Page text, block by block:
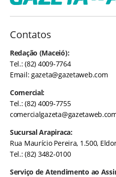
Contatos
Redação (Maceió):
Tel.: (82) 4009-7764
Email:gazeta@gazetaweb.com
Comercial:
Tel.: (82) 4009-7755
Sucursal Arapiraca:
Rua Maurício Pereira, 1.500,
Tel.: (82) 3482-0100
Serviço de Atendimento ao